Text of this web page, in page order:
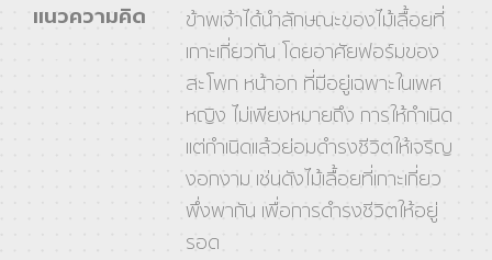
แนวความคิด
ข้าพเจ้าได้นำลักษณะของไม้เลื้อยที่
เกาะเกี่ยวกัน โดยอาศัยฟอร์มของ
สะโพก หน้าอก ที่มีอยู่เฉพาะในเพศ
หญิง ไม่เพียงหมายถึง การให้กำเนิด
แต่กำเนิดแล้วย่อมดำรงชีวิตให้เจริญ
งอกงาม เช่นดังไม้เลื้อยที่เกาะเกี่ยว
พึ่งพากัน เพื่อการดำรงชีวิตให้อยู่
รอด